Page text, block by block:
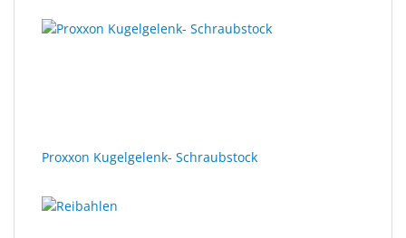
Proxxon Kugelgelenk- Schraubstock